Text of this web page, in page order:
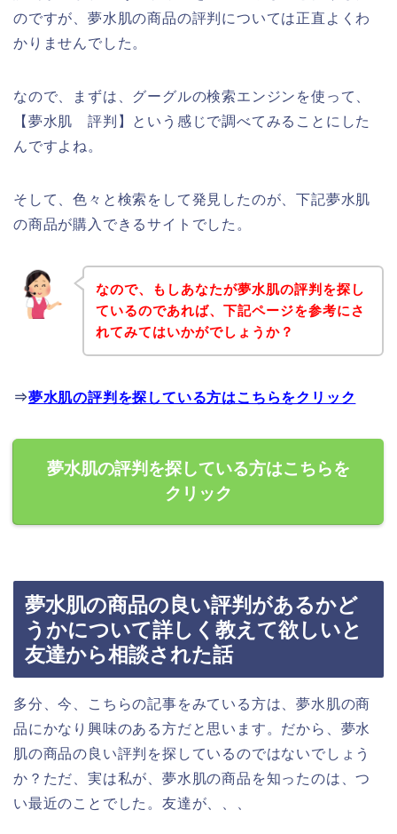
のですが、夢水肌の商品の評判については正直よくわ
かりませんでした。
なので、まずは、グーグルの検索エンジンを使って、
【夢水肌 評判】という感じで調べてみることにした
んですよね。
そして、色々と検索をして発見したのが、下記夢水肌
の商品が購入できるサイトでした。
なので、もしあなたが夢水肌の評判を探し
ているのであれば、下記ページを参考にさ
れてみてはいかがでしょうか？
⇒夢水肌の評判を探している方はこちらをクリック
夢水肌の評判を探している方はこちらを
クリック
夢水肌の商品の良い評判があるかど
うかについて詳しく教えて欲しいと
友達から相談された話
多分、今、こちらの記事をみている方は、夢水肌の商
品にかなり興味のある方だと思います。だから、夢水
肌の商品の良い評判を探しているのではないでしょう
か？ただ、実は私が、夢水肌の商品を知ったのは、つ
い最近のことでした。友達が、、、